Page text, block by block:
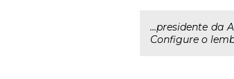
...presidente da
Configure o